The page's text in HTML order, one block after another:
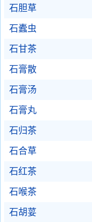
石胆草
石蠹虫
石甘茶
石膏散
石膏汤
石膏丸
石归茶
石合草
石红茶
石喉茶
石胡荽